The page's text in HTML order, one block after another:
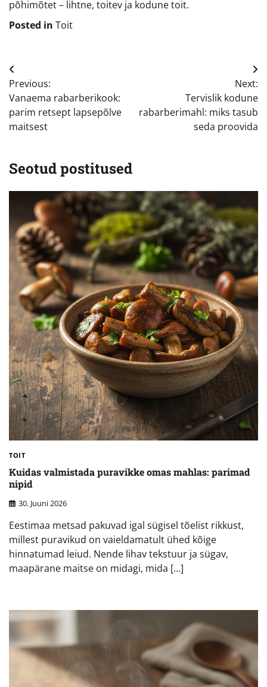
põhimõtet – lihtne, toitev ja kodune toit.
Posted in Toit
Navigeerimine
Previous:
Vanaema rabarberikook:
parim retsept lapsepõlve
maitsest
Next:
Tervislik kodune
rabarberimahl: miks tasub
seda proovida
Seotud postitused
TOIT
Kuidas valmistada puravikke omas mahlas: parimad
nipid
30. Juuni 2026
Eestimaa metsad pakuvad igal sügisel tõelist rikkust,
millest puravikud on vaieldamatult ühed kõige
hinnatumad leiud. Nende lihav tekstuur ja sügav,
maapärane maitse on midagi, mida […]